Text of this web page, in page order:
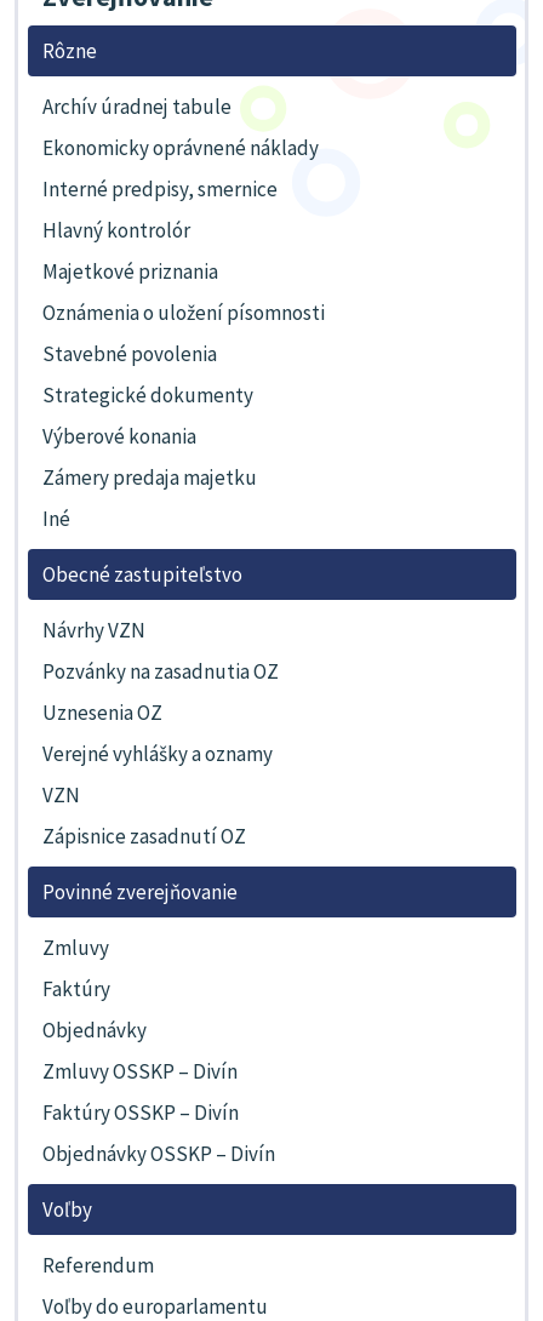
Rôzne
Archív úradnej tabule
Ekonomicky oprávnené náklady
Interné predpisy, smernice
Hlavný kontrolór
Majetkové priznania
Oznámenia o uložení písomnosti
Stavebné povolenia
Strategické dokumenty
Výberové konania
Zámery predaja majetku
Iné
Obecné zastupiteľstvo
Návrhy VZN
Pozvánky na zasadnutia OZ
Uznesenia OZ
Verejné vyhlášky a oznamy
VZN
Zápisnice zasadnutí OZ
Povinné zverejňovanie
Zmluvy
Faktúry
Objednávky
Zmluvy OSSKP – Divín
Faktúry OSSKP – Divín
Objednávky OSSKP – Divín
Voľby
Referendum
Voľby do europarlamentu